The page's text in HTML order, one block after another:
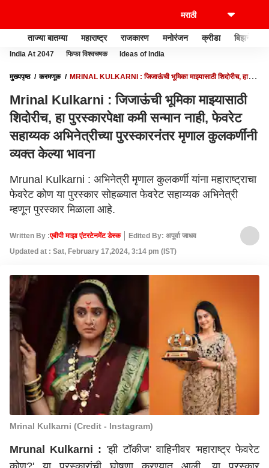
ताज्या बातम्या महाराष्ट्र राजकारण मनोरंजन क्रीडा बिझनेस
India At 2047 फिफा विश्वचषक Ideas of India
मुख्यपृष्ठ करमणूक
MRINAL KULKARNI : जिजाऊंची भूमिका माझ्यासाठी शिदोरीच, हा
केल्या भावना
Mrinal Kulkarni : जिजाऊंची भूमिका माझ्यासाठी
शिदोरीच, हा पुरस्कारपेक्षा कमी सन्मान नाही, फेवरेट
सहाय्यक अभिनेत्रीच्या पुरस्कारनंतर मृणाल कुलकर्णींनी
व्यक्त केल्या भावना
Mrunal Kulkarni : अभिनेत्री मृणाल कुलकर्णी यांना महाराष्ट्राचा
फेवरेट कोण या पुरस्कार सोहळ्यात फेवरेट सहाय्यक अभिनेत्री
म्हणून पुरस्कार मिळाला आहे.
Written By :एबीपी माझा एंटरटेनमेंट डेस्क
Edited By: अपूर्वा जाधव
Updated at : Sat, February 17,2024, 3:14 pm (IST)
Mrinal Kulkarni (Credit - Instagram)
Mrunal Kulkarni : 'झी टॉकीज' वाहिनीवर 'महाराष्ट्र फेवरेट